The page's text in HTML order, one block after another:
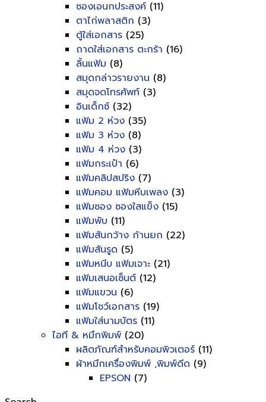
ซองเอนกประสงค์ (11)
ตาไก่พลาสติก (3)
ตู้ใส่เอกสาร (25)
ถาดใส่เอกสาร ตะกร้า (16)
ลิ้นแฟ้ม (8)
สมุดกล่าวรายงาน (8)
สมุดจดโทรศัพท์ (3)
อินเด็กซ์ (32)
แฟ้ม 2 ห่วง (35)
แฟ้ม 3 ห่วง (8)
แฟ้ม 4 ห่วง (3)
แฟ้มกระเป๋า (6)
แฟ้มคลิปสปริง (7)
แฟ้มคอม แฟ้มหีบเพลง (3)
แฟ้มซอง ซองใสแข็ง (15)
แฟ้มพับ (11)
แฟ้มสันกว้าง ก้านยก (22)
แฟ้มสันรูด (5)
แฟ้มหนีบ แฟ้มเจาะ (21)
แฟ้มเสนอเซ็นต์ (12)
แฟ้มแขวน (6)
แฟ้มโชว์เอกสาร (19)
แฟ้มใส่นามบัตร (11)
ไอที & หมึกพิมพ์ (20)
ผลิตภัณฑ์สำหรับคอมพิวเตอร์ (11)
ผ้าหมึกเครื่องพิมพ์ ,พิมพ์ดีด (9)
EPSON (7)